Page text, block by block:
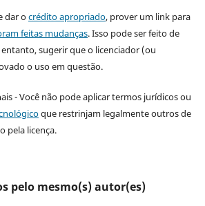
dar ocrédito apropriado, prover um link para
feitas mudanças. Isso pode ser feito de
sugerir que o licenciador (ou
o uso em questão.
- Você não pode aplicar termos jurídicos ou
que restrinjam legalmente outros de
pela licença.
pelo mesmo(s) autor(es)